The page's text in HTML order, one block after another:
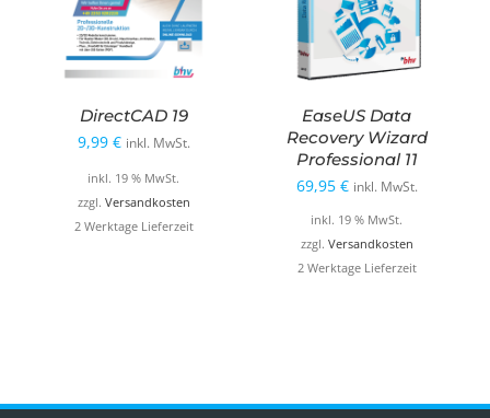
DirectCAD 19
9,99 € inkl. MwSt.
inkl. 19 % MwSt.
zzgl. Versandkosten
2 Werktage Lieferzeit
EaseUS Data
Recovery Wizard
Professional 11
69,95 € inkl. MwSt.
inkl. 19 % MwSt.
zzgl. Versandkosten
2 Werktage Lieferzeit